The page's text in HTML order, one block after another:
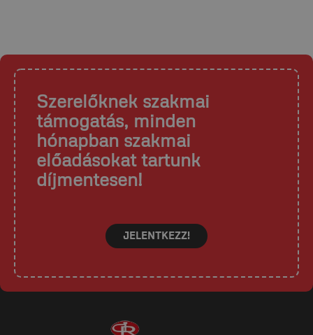
Szerelőknek szakmai
támogatás, minden
hónapban szakmai
előadásokat tartunk
díjmentesen!
JELENTKEZZ!